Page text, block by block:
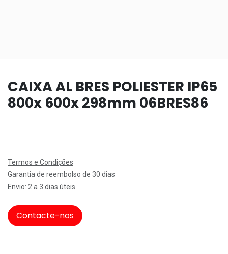
CAIXA AL BRES POLIESTER IP65
800x 600x 298mm 06BRES86
Termos e Condições
Garantia de reembolso de 30 dias
Envio: 2 a 3 dias úteis
Contacte-nos